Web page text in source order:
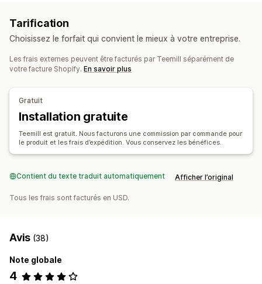
Art mural Éco-responsable Biologique
Étiquette anonyme
Traitement des commandes à l’international
Mises à jour en temps réel Suivi des commandes
Tarification
Choisissez le forfait qui convient le mieux à votre entreprise.
Les frais externes peuvent être facturés par Teemill séparément de
votre facture Shopify. En savoir plus
Gratuit
Installation gratuite
Teemill est gratuit. Nous facturons une commission par commande pour
le produit et les frais d’expédition. Vous conservez les bénéfices.
Contient du texte traduit automatiquement Afficher l’original
Tous les frais sont facturés en USD.
Avis (38)
Note globale
4